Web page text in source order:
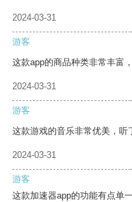
2024-03-31
游客
这款app的商品种类非常丰富
2024-03-31
游客
这款游戏的音乐非常优美，听
2024-03-31
游客
这款加速器app的功能有点单